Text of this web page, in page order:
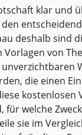
klar und
deshalb sind
Vorlagen von
unverzichtbaren
die einen
kostenlosen
für welche
sie im